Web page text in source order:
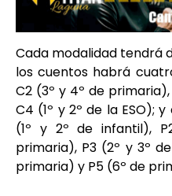
Cada modalidad tendrá
los cuentos habrá
C2 (3º y 4º de
C4 (1º y 2º de la ESO);
(1º y 2º de infantil),
primaria), P3 (2º y 3º
primaria) y P5 (6º de